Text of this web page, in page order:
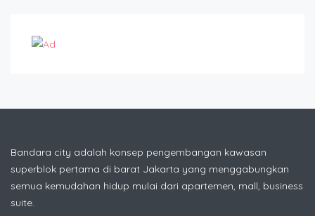
Bandara city adalah konsep pengembangan kawasan
superblok pertama di barat Jakarta yang menggabungkan
semua kemudahan hidup mulai dari apartemen, mall, business
suite.